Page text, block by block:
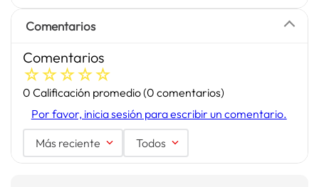
Comentarios
Comentarios
☆☆☆☆☆
0 Calificación promedio(0 comentarios)
Por favor, inicia sesión para escribir un comentario.
Más reciente Todos